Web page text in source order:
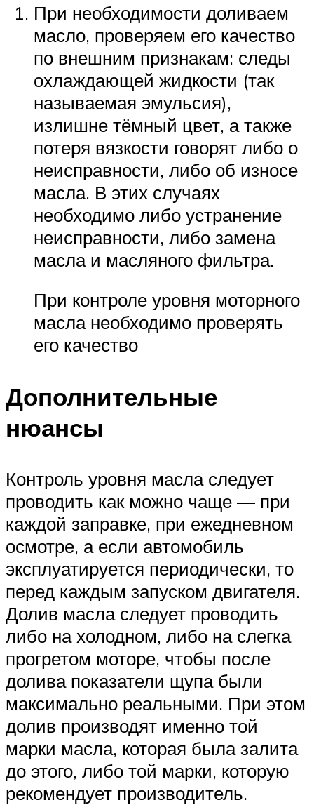
При необходимости доливаем
масло, проверяем его качество
по внешним признакам: следы
охлаждающей жидкости (так
называемая эмульсия),
излишне тёмный цвет, а также
потеря вязкости говорят либо о
неисправности, либо об износе
масла. В этих случаях
необходимо либо устранение
неисправности, либо замена
масла и масляного фильтра.
При контроле уровня моторного
масла необходимо проверять
его качество
Дополнительные
нюансы
Контроль уровня масла следует
проводить как можно чаще — при
каждой заправке, при ежедневном
осмотре, а если автомобиль
эксплуатируется периодически, то
перед каждым запуском двигателя.
Долив масла следует проводить
либо на холодном, либо на слегка
прогретом моторе, чтобы после
долива показатели щупа были
максимально реальными. При этом
долив производят именно той
марки масла, которая была залита
до этого, либо той марки, которую
рекомендует производитель.